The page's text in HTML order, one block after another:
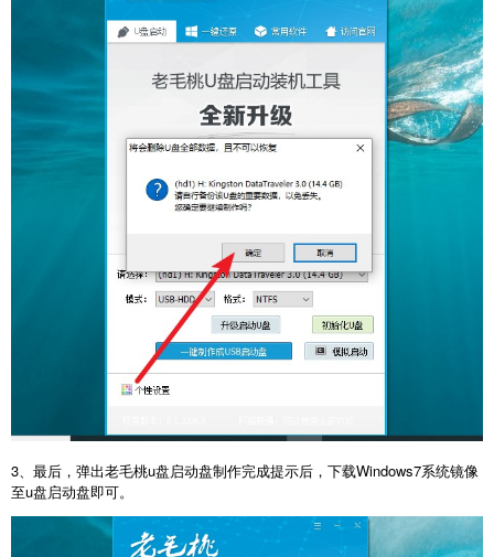
3、最后，弹出老毛桃u盘启动盘制作完成提示后，下载Windows7系统镜像
至u盘启动盘即可。